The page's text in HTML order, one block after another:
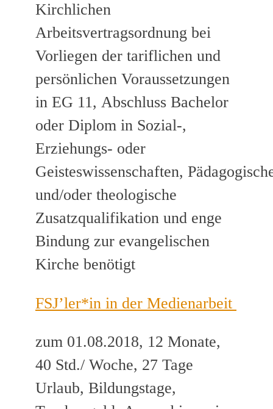
Kirchlichen
Arbeitsvertragsordnung bei
Vorliegen der tariflichen und
persönlichen Voraussetzungen
in EG 11, Abschluss Bachelor
oder Diplom in Sozial-,
Erziehungs- oder
Geisteswissenschaften,
und/oder theologische
Zusatzqualifikation und enge
Bindung zur evangelischen
Kirche benötigt
FSJ’ler*in in der Medienarbeit
zum 01.08.2018, 12 Monate,
40 Std./ Woche, 27 Tage
Urlaub, Bildungstage,